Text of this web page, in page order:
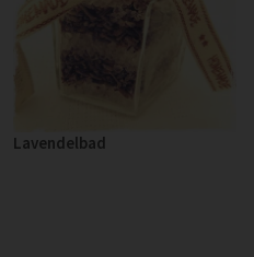
Lavendelbad